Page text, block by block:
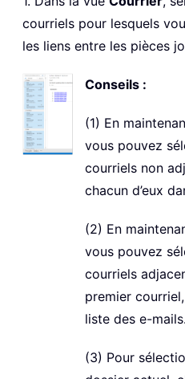
courriels pour lesquels
les liens entre les pièces
Conseils :
(1) En
vous pouvez
courriels non
chacun d’eux
(2) En
vous pouvez
courriels
premier
liste des e-mails.
(3) Pour